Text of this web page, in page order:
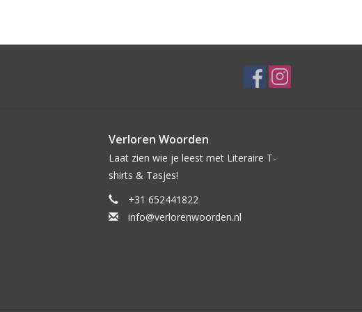
Verloren Woorden
Laat zien wie je leest met Literaire T-
shirts & Tasjes!
+31 652441822
info@verlorenwoorden.nl